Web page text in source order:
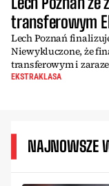
transferowym
Lech Poznań
Niewykluczone, że
transferowym i
EKSTRAKLASA
NAJNOWSZE